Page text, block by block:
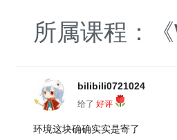
所属课程：
bilibili0721024
给了 好评
环境这块确确实实是寄了